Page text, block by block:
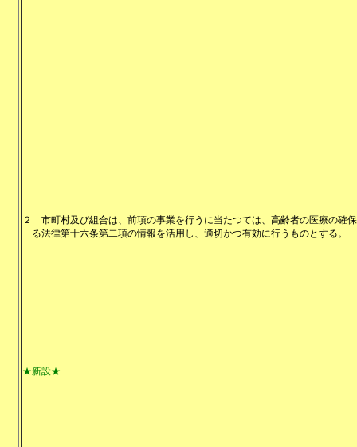
２
市町村及び組合は、前項の事業を行うに当たつては、高齢者の医療の確
る法律第十六条第二項の情報を活用し、適切かつ有効に行うものとする。
★新設★